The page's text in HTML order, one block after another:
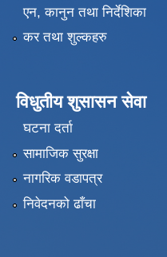
एन, कानुन तथा निर्देशिका
कर तथा शुल्कहरु
विधुतीय शुसासन सेवा
घटना दर्ता
सामाजिक सुरक्षा
नागरिक वडापत्र
निवेदनको ढाँचा